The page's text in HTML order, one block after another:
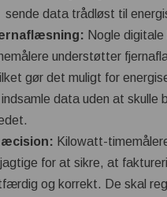
sende data trådløst til
Nogle
understøtter
gør det muligt for
data uden at skulle
Kilowatt-
for at sikre, at
og korrekt. De skal